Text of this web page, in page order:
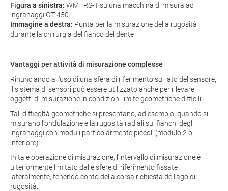
Figura a sinistra: WM | RS-T su una macchina di misura ad
ingranaggi GT 450
Immagine a destra: Punta per la misurazione della rugosità
durante la chirurgia del fianco del dente
Vantaggi per attività di misurazione complesse
Rinunciando all'uso di una sfera di riferimento sul lato del sensore,
il sistema di sensori può essere utilizzato anche per rilevare
oggetti di misurazione in condizioni limite geometriche difficili.
Tali difficoltà geometriche si presentano, ad esempio, quando si
misurano l'ondulazione e la rugosità radiali sui fianchi degli
ingranaggi con moduli particolarmente piccoli (modulo 2 o
inferiore).
In tale operazione di misurazione, l'intervallo di misurazione è
ulteriormente limitato dalle sfere di riferimento fissate
lateralmente, tenendo conto della corsa richiesta dell'ago di
rugosità.